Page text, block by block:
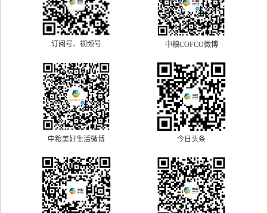
订阅号、视频号 中粮COFCO微博
中粮美好生活微博 今日头条